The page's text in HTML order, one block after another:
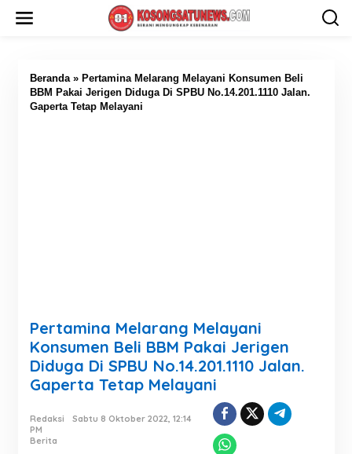
Beranda» Pertamina Melarang Melayani Konsumen Beli
BBM Pakai Jerigen Diduga Di SPBU No.14.201.1110 Jalan.
Gaperta Tetap Melayani
Pertamina Melarang Melayani
Konsumen Beli BBM Pakai Jerigen
Diduga Di SPBU No.14.201.1110 Jalan.
Gaperta Tetap Melayani
Redaksi
Sabtu 8 Oktober 2022, 12:14
PM
Berita